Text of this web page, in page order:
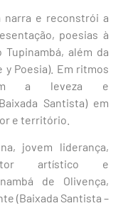
narra e reconstrói a
poesias à
além da
y Poesia). Em ritmos
a leveza e
Santista) em
e território.
jovem liderança,
artístico e
de Olivença,
(Baixada Santista –